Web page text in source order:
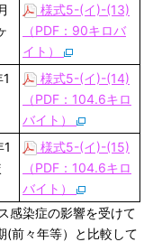
様式5-(イ)-(13)
（PDF：90キロバ
イト）
様式5-(イ)-(14)
（PDF：104.6キロ
バイト）
様式5-(イ)-(15)
（PDF：104.6キロ
バイト）
感染症の影響を受けて
(前々年等）と比較して